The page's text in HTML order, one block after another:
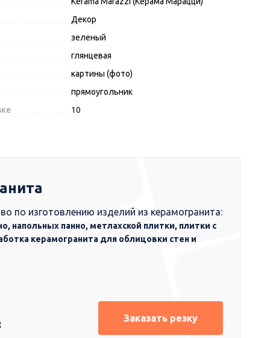
Декор
зеленый
глянцевая
картины (фото)
прямоугольник
10
по изготовлению изделий из керамогранита:
напольных панно, метлахской плитки, плитки с
керамогранита для облицовки стен и
Заказать резку